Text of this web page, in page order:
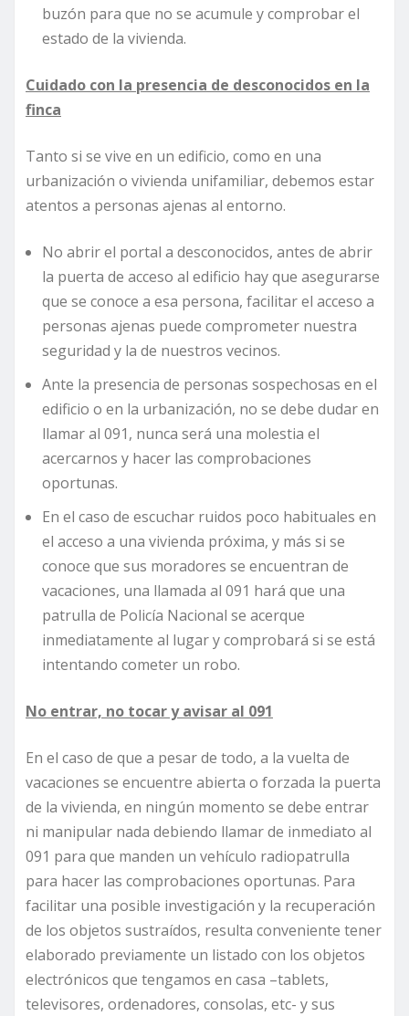
buzón para que no se acumule y comprobar el
estado de la vivienda.
Cuidado con la presencia de desconocidos en la
finca
Tanto si se vive en un edificio, como en una
urbanización o vivienda unifamiliar, debemos estar
atentos a personas ajenas al entorno.
No abrir el portal a desconocidos, antes de abrir
la puerta de acceso al edificio hay que asegurarse
que se conoce a esa persona, facilitar el acceso a
personas ajenas puede comprometer nuestra
seguridad y la de nuestros vecinos.
Ante la presencia de personas sospechosas en el
edificio o en la urbanización, no se debe dudar en
llamar al 091, nunca será una molestia el
acercarnos y hacer las comprobaciones
oportunas.
En el caso de escuchar ruidos poco habituales en
el acceso a una vivienda próxima, y más si se
conoce que sus moradores se encuentran de
vacaciones, una llamada al 091 hará que una
patrulla de Policía Nacional se acerque
inmediatamente al lugar y comprobará si se está
intentando cometer un robo.
No entrar, no tocar y avisar al 091
En el caso de que a pesar de todo, a la vuelta de
vacaciones se encuentre abierta o forzada la puerta
de la vivienda, en ningún momento se debe entrar
ni manipular nada debiendo llamar de inmediato al
091 para que manden un vehículo radiopatrulla
para hacer las comprobaciones oportunas. Para
facilitar una posible investigación y la recuperación
de los objetos sustraídos, resulta conveniente tener
elaborado previamente un listado con los objetos
electrónicos que tengamos en casa –tablets,
televisores, ordenadores, consolas, etc- y sus